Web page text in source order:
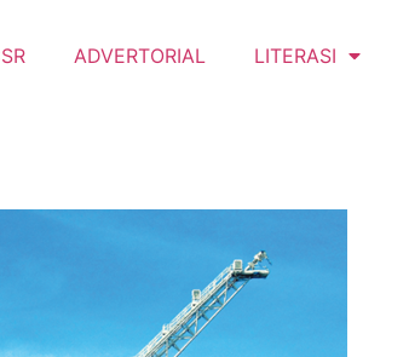
ADVERTORIAL LITERASI